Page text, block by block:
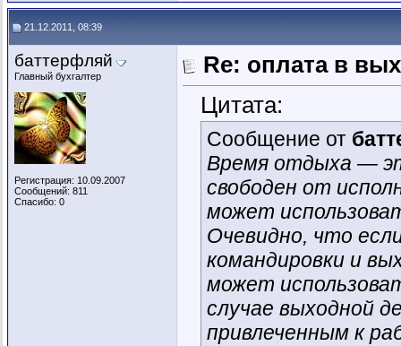
21.12.2011, 08:39
баттерфляй
Главный бухгалтер
Регистрация: 10.09.2007
Сообщений: 811
Спасибо: 0
Re: оплата в
Цитата:
Сообщение от
Время отдыха —
свободен от
может
Очевидно, что
командировки и
может
случае выходной
привлеченным к